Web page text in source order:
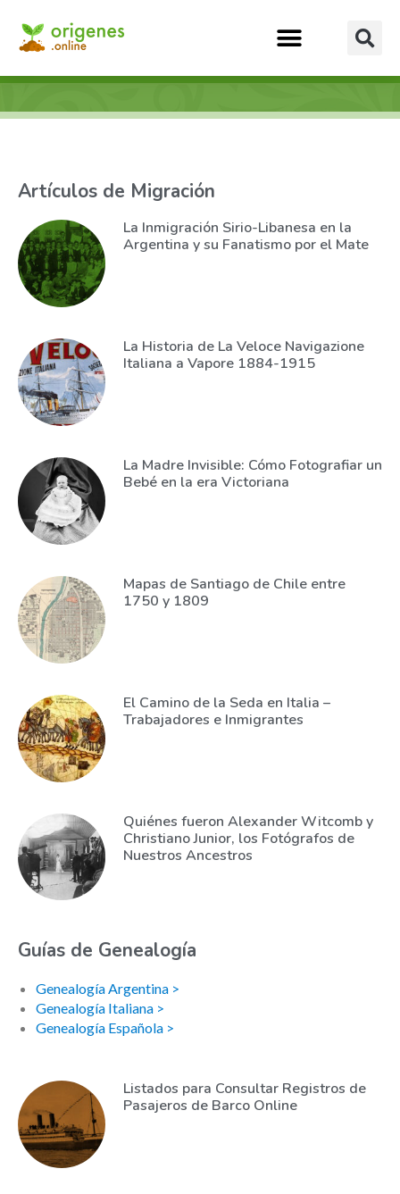
Artículos de Migración
La Inmigración Sirio-Libanesa en la
Argentina y su Fanatismo por el Mate
La Historia de La Veloce Navigazione
Italiana a Vapore 1884-1915
La Madre Invisible: Cómo Fotografiar un
Bebé en la era Victoriana
Mapas de Santiago de Chile entre
1750 y 1809
El Camino de la Seda en Italia –
Trabajadores e Inmigrantes
Quiénes fueron Alexander Witcomb y
Christiano Junior, los Fotógrafos de
Nuestros Ancestros
Guías de Genealogía
Genealogía Argentina >
Genealogía Italiana >
Genealogía Española >
Listados para Consultar Registros de
Pasajeros de Barco Online